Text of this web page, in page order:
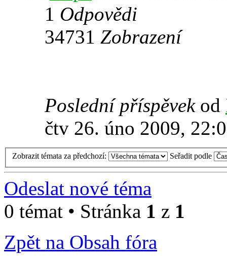
1 Odpovědi
34731 Zobrazení
Poslední příspěvek od
čtv 26. úno 2009,
Zobrazit témata za předchozí: Seřadit podle
Odeslat nové téma
0 témat • Stránka 1 z 1
Zpět na Obsah fóra